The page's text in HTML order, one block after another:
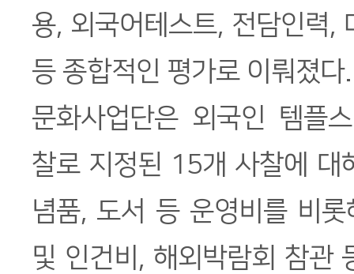
용, 외국어테스트, 전담인력,
등 종합적인 평가로 이뤄졌다.
문화사업단은 외국인 템플
찰로 지정된 15개 사찰에 대
념품, 도서 등 운영비를 비
및 인건비, 해외박람회 참관